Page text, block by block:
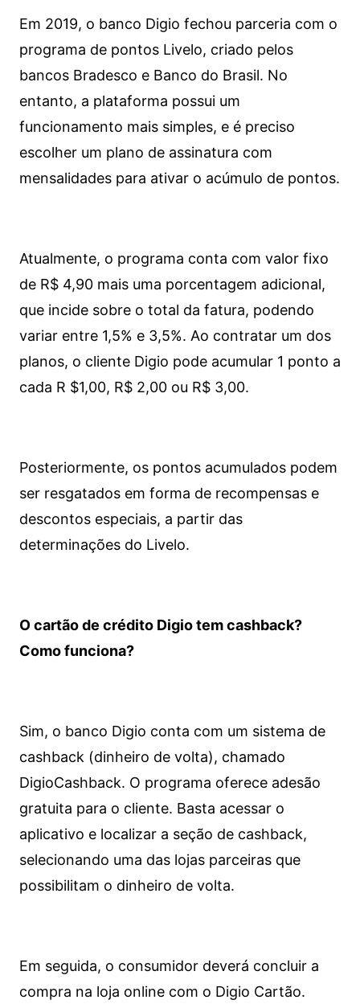
Em 2019, o banco Digio fechou parceria com o
programa de pontos Livelo, criado pelos
bancos Bradesco e Banco do Brasil. No
entanto, a plataforma possui um
funcionamento mais simples, e é preciso
escolher um plano de assinatura com
mensalidades para ativar o acúmulo de pontos.
Atualmente, o programa conta com valor fixo
de R$ 4,90 mais uma porcentagem adicional,
que incide sobre o total da fatura, podendo
variar entre 1,5% e 3,5%. Ao contratar um dos
planos, o cliente Digio pode acumular 1 ponto a
cada R $1,00, R$ 2,00 ou R$ 3,00.
Posteriormente, os pontos acumulados podem
ser resgatados em forma de recompensas e
descontos especiais, a partir das
determinações do Livelo.
O cartão de crédito Digio tem cashback?
Como funciona?
Sim, o banco Digio conta com um sistema de
cashback (dinheiro de volta), chamado
DigioCashback. O programa oferece adesão
gratuita para o cliente. Basta acessar o
aplicativo e localizar a seção de cashback,
selecionando uma das lojas parceiras que
possibilitam o dinheiro de volta.
Em seguida, o consumidor deverá concluir a
compra na loja online com o Digio Cartão.